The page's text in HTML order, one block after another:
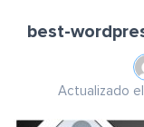
best-
Actualizado